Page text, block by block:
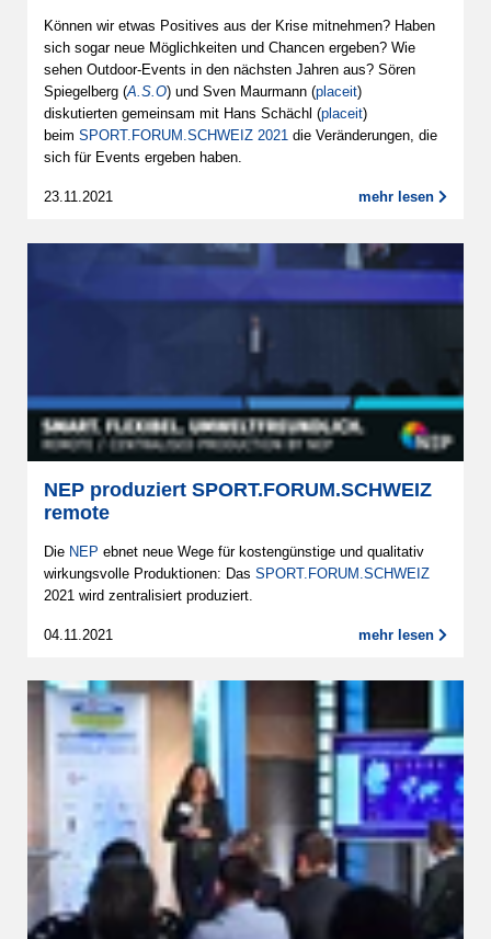
Können wir etwas Positives aus der Krise mitnehmen? Haben
sich sogar neue Möglichkeiten und Chancen ergeben? Wie
sehen Outdoor-Events in den nächsten Jahren aus? Sören
Spiegelberg (A.S.O) und Sven Maurmann (placeit)
diskutierten gemeinsam mit Hans Schächl (placeit)
beim SPORT.FORUM.SCHWEIZ 2021 die Veränderungen, die
sich für Events ergeben haben.
23.11.2021 mehr lesen
NEP produziert SPORT.FORUM.SCHWEIZ
remote
Die NEP ebnet neue Wege für kostengünstige und qualitativ
wirkungsvolle Produktionen: Das SPORT.FORUM.SCHWEIZ
2021 wird zentralisiert produziert.
04.11.2021 mehr lesen